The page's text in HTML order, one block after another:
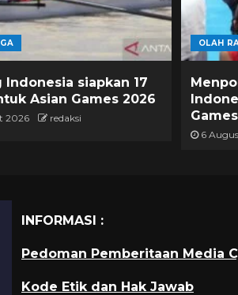
Indonesia siapkan 17
Asian Games 2026
2026 redaksi
OLAH
6
INFORMASI :
Pedoman Pemberitaan Media
Kode Etik dan Hak Jawab